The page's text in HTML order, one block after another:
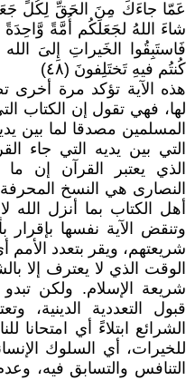
عَمّا جاءَكَ مِنَ الحَقِّ لِكُلٍّ
شاءَ اللهُ لجَعَلَكُم أُمَّةً وَّاحِدَةً
فَاستَبِقُوا الخَيراتِ إِلىَ
كُنتُم فيهِ تَختَلِفونَ (٤٨)
هذه الآية تؤكد مرة أخرى
لها، فهي تقول إن الكتاب
المسلمين مصدقا لما بين
التي بين يديه التي جاء
الذي يعتبر القرآن إن ما
النصارى هي النسخ
أهل الكتاب بما أنزل الله
وتنقض الآية نفسها بإقرار
شريعتهم، ويقر بتعدد الأمم
الوقت الذي لا يعترف إلا
شريعة الإسلام. ولكن تبدو
قبول التعددية الدينية،
الشرائع ابتلاءً أي امتحانا
للخيرات، أي السلوك
التنافس والتسابق فيه،